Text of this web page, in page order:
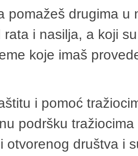
pomažeš drugima
rata i nasilja, a koji
koje imaš
i pomoć
podršku
otvorenog društva i